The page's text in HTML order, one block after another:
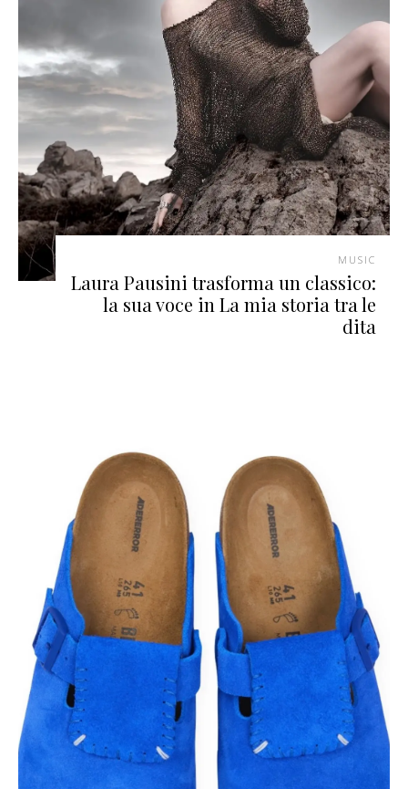
MUSIC
Laura Pausini trasforma un classico:
la sua voce in La mia storia tra le
dita